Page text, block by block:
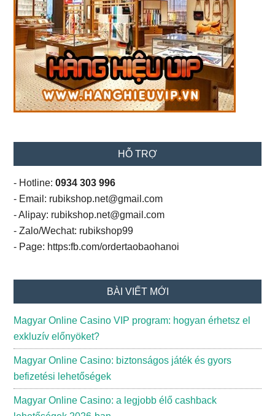
HỖ TRỢ
- Hotline:0934 303 996
- Email: rubikshop.net@gmail.com
- Alipay: rubikshop.net@gmail.com
- Zalo/Wechat: rubikshop99
- Page: https:fb.com/ordertaobaohanoi
BÀI VIẾT MỚI
Magyar Online Casino VIP program: hogyan érhetsz el
exkluzív előnyöket?
Magyar Online Casino: biztonságos játék és gyors
befizetési lehetőségek
Magyar Online Casino: a legjobb élő cashback